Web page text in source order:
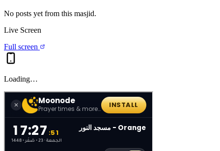
No posts yet from this masjid.
Live Screen
Full screen
Loading…